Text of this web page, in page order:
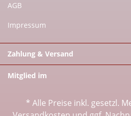
AGB
Impressum
Zahlung & Versand
Mitglied im
* Alle Preise inkl. gesetzl.